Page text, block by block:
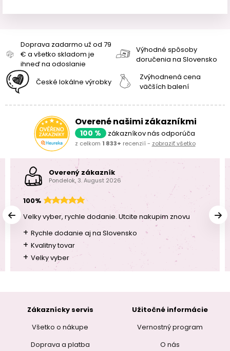
Doprava zadarmo už od 79
€ a všetko skladom je
ihneď na odoslanie
Výhodné spôsoby
doručenia na Slovensko
České lokálne výrobky
Zvýhodnená cena
väčších balení
Overené našimi zákazníkmi
100 % zákazníkov nás odporúča
z celkom 1 833+ recenzií - zobraziť všetko
Overený zákazník
Pondelok, 3. August 2026
100%
Velky vyber, rychle dodanie. Utcite nakupim znovu
+ Rychle dodanie aj na Slovensko
+ Kvalitny tovar
+ Velky vyber
Zákaznícky servis
Všetko o nákupe
Doprava a platba
Užitočné informácie
Vernostný program
O nás